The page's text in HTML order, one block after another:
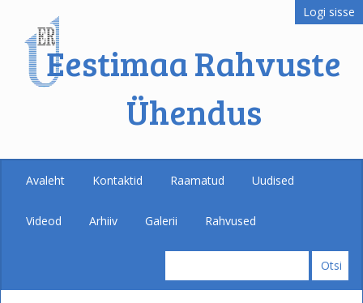
Logi sisse
Eestimaa Rahvuste
Ühendus
Avaleht Kontaktid Raamatud Uudised
Videod Arhiiv Galerii Rahvused